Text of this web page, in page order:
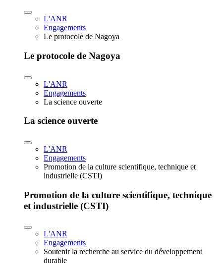
L'ANR
Engagements
Le protocole de Nagoya
Le protocole de Nagoya
L'ANR
Engagements
La science ouverte
La science ouverte
L'ANR
Engagements
Promotion de la culture scientifique, technique et
industrielle (CSTI)
Promotion de la culture scientifique, technique
et industrielle (CSTI)
L'ANR
Engagements
Soutenir la recherche au service du développement
durable